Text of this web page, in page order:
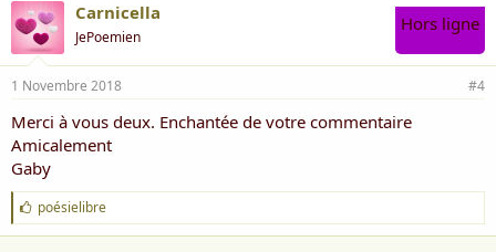
Carnicella
JePoemien
Hors ligne
1 Novembre 2018 #4
Merci à vous deux. Enchantée de votre commentaire
Amicalement
Gaby
J
'
a
poésielibre